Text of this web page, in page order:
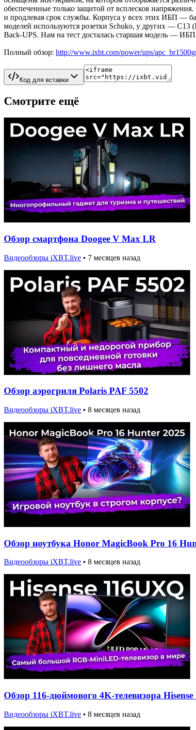
обеспеченные только защитой от всплесков
и продлевая срок службы. Корпуса у всех этих ИБП —
моделей используются розетки Schuko, у других —
Back-UPS. Нам на тест досталась старшая модель —
Полный обзор: http://www.ixbt.com/power/ups/
Код для вставки
Смотрите ещё
Обзор смартфона Doogee V Max LR
Видеообзоры iXBT.live • 7 месяцев назад
Обзор аэрогриля Polaris PAF 5502
Видеообзоры iXBT.live • 8 месяцев назад
Обзор ноутбука Honor MagicBook Pro 16
Видеообзоры iXBT.live • 8 месяцев назад
Обзор 116-дюймового 4K-телевизора
Видеообзоры iXBT.live • 8 месяцев назад